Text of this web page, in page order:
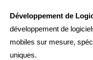
Développement de
développement de
mobiles sur mesure,
uniques.